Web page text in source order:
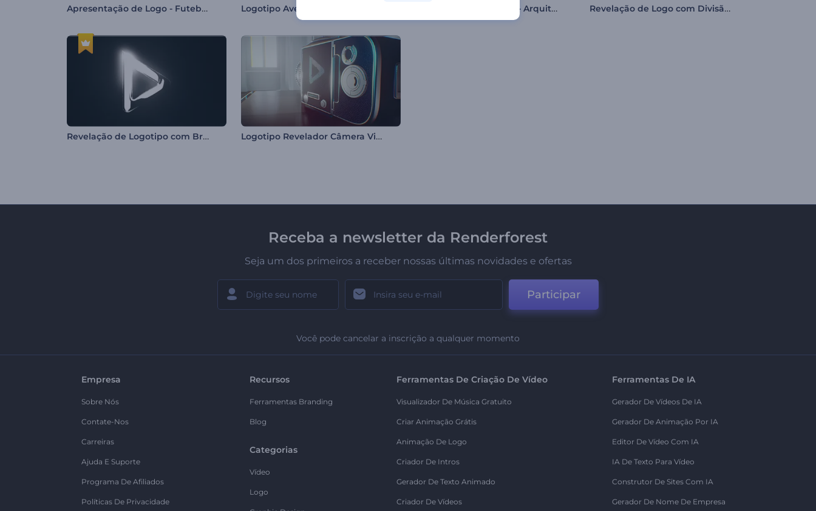
Apresentação de Logo - Futebol 3D Logotipo Aventura Tropical Apresentação de Logo - Arquitetônico Revelação de Logo com Divisão em Bolhas
Revelação de Logotipo com Brilho Cinematográfico Logotipo Revelador Câmera Vintage
Receba a newsletter da Renderforest
Seja um dos primeiros a receber nossas últimas novidades e ofertas
Participar
Você pode cancelar a inscrição a qualquer momento
Empresa
Sobre Nós
Contate-Nos
Carreiras
Ajuda E Suporte
Programa De Afiliados
Políticas De Privacidade
Recursos
Ferramentas Branding
Blog
Categorias
Vídeo
Logo
Ferramentas De Criação De Vídeo
Visualizador De Música Gratuito
Criar Animação Grátis
Animação De Logo
Criador De Intros
Gerador De Texto Animado
Criador De Vídeos
Ferramentas De IA
Gerador De Vídeos De IA
Gerador De Animação Por IA
Editor De Vídeo Com IA
IA De Texto Para Vídeo
Construtor De Sites Com IA
Gerador De Nome De Empresa